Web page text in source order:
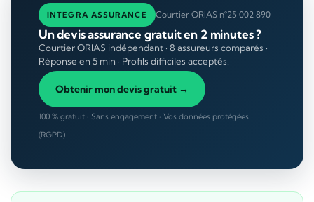
INTEGRA ASSURANCE Courtier ORIAS n°25 002 890
Un devis assurance gratuit en 2 minutes ?
Courtier ORIAS indépendant · 8 assureurs comparés ·
Réponse en 5 min · Profils difficiles acceptés.
Obtenir mon devis gratuit →
100 % gratuit · Sans engagement · Vos données protégées
(RGPD)